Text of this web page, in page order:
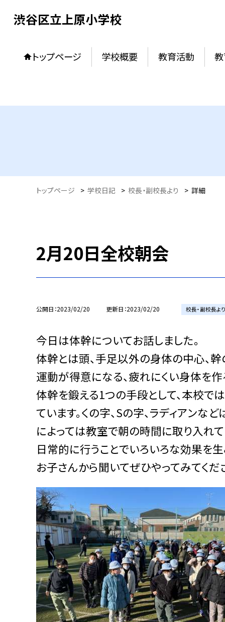
渋谷区立上原小学校
トップページ 学校概要 教育活動
トップページ > 学校日記 > 校長・副校長より > 詳細
2月20日全校朝会
公開日 2023/02/20 更新日 2023/02/20 校長・副校長より
今日は体幹についてお話しました。
体幹とは頭、手足以外の身体の中心、幹
運動が得意になる、疲れにくい身体を
体幹を鍛える1つの手段として、本校で
ています。くの字、Sの字、ラディアン
によっては教室で朝の時間に取り入れて
日常的に行うことでいろいろな効果を生
お子さんから聞いてぜひやってみてくだ